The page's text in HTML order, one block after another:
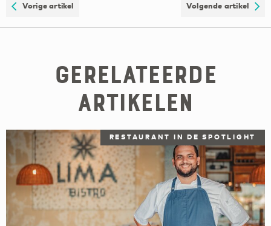
Vorige artikel Volgende artikel
Gerelateerde
artikelen
RESTAURANT IN DE SPOTLIGHT